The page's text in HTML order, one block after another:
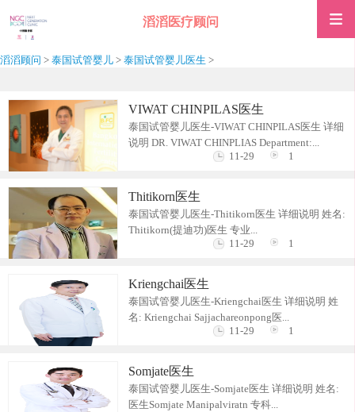
滔滔医疗顾问
滔滔顾问 > 泰国试管婴儿 > 泰国试管婴儿医生 >
VIWAT CHINPILAS医生
泰国试管婴儿医生-VIWAT CHINPILAS医生 详细
说明 DR. VIWAT CHINPLIAS Department:...
11-29
1
Thitikorn医生
泰国试管婴儿医生-Thitikorn医生 详细说明 姓名:
Thitikorn(提迪功)医生 专业...
11-29
1
Kriengchai医生
泰国试管婴儿医生-Kriengchai医生 详细说明 姓
名: Kriengchai Sajjachareonpong医...
11-29
1
Somjate医生
泰国试管婴儿医生-Somjate医生 详细说明 姓名:
医生Somjate Manipalviratn 专科...